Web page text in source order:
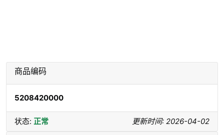
商品编码
5208420000
状态: 正常 更新时间: 2026-04-02